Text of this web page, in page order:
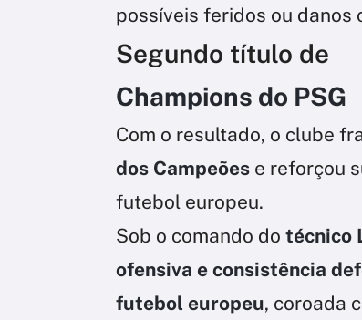
possíveis feridos ou danos
Segundo título de
Champions do PSG
Com o resultado, o clube
dos Campeões e reforçou
futebol europeu.
Sob o comando do técnico
ofensiva e consistência
futebol europeu, coroada